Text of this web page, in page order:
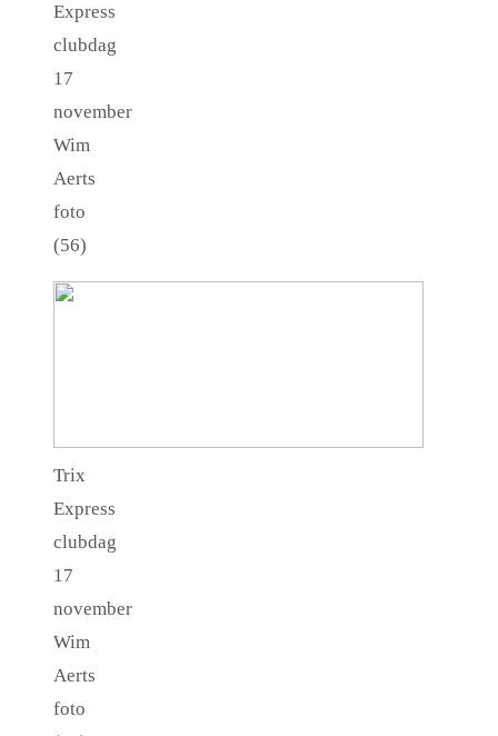
Express
clubdag
17
november
Wim
Aerts
foto
(56)
Trix
Express
clubdag
17
november
Wim
Aerts
foto